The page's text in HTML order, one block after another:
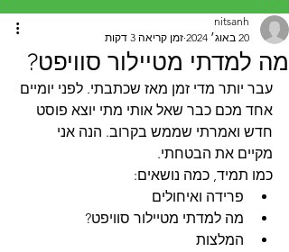
מה למדתי מטיילור סוויפט?
nitsanh
20 באוג׳ 2024
זמן קריאה 3 דקות
עבר יותר מדי זמן מאז שכתבתי. לפני יומיים
אחד מכם כבר שאל אותי מתי יוצא פוסט
חדש ואמרתי שממש בקרוב. הנה אני
מקיים את הבטחתי.
כמו תמיד, כמה נושאים:
פרידה ואיחולים
מה למדתי מטיילור סוויפט?
המלצות